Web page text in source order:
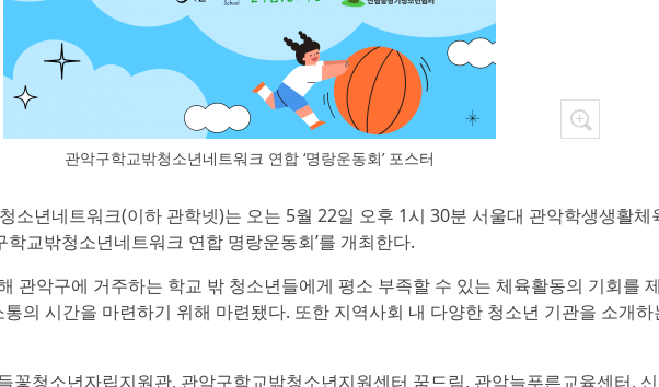
관악구학교밖청소년네트워크 연합 ‘명랑운동회’ 포스터
소년네트워크(이하 관학넷)는 오는 5월 22일 오후 1시 30분 서울대 관악학생생활체
학교밖청소년네트워크 연합 명랑운동회’를 개최한다.
관악구에 거주하는 학교 밖 청소년들에게 평소 부족할 수 있는 체육활동의 기회를
의 시간을 마련하기 위해 마련됐다. 또한 지역사회 내 다양한 청소년 기관을 소개하
꽃청소년자립지원관, 관악구학교밖청소년지원센터 꿈드림, 관악늘푸른교육센터,